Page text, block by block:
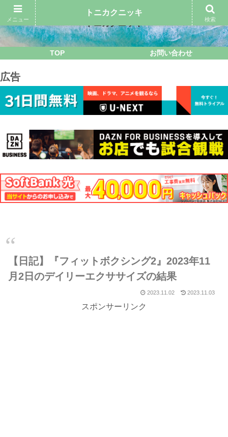
TOP お問い合わせ
広告
【日記】『フィットボクシング2』2023年11
月2日のデイリーエクササイズの結果
2023.11.02 2023.11.03
スポンサーリンク
メニュー
トニカクニッキ
検索